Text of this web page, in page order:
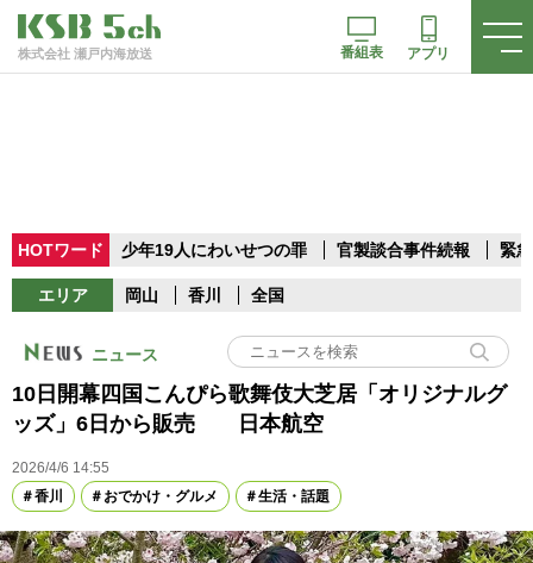
株式会社 瀬戸内海放送 番組表 アプリ
HOTワード 少年19人にわいせつの罪 官製談合事件続報 緊
エリア 岡山 香川 全国
ニュース
10日開幕四国こんぴら歌舞伎大芝居「オリジナルグ
ッズ」6日から販売 日本航空
2026/4/6 14:55
香川
おでかけ・グルメ 生活・話題